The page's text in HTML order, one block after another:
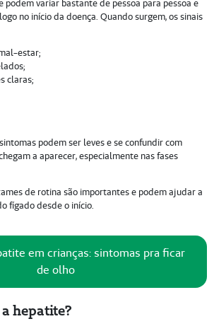
podem variar bastante de pessoa para pessoa e
no início da doença. Quando surgem, os sinais
estar;
claras;
podem ser leves e se confundir com
a aparecer, especialmente nas fases
de rotina são importantes e podem ajudar a
fígado desde o início.
em crianças: sintomas pra ficar
de olho
hepatite?